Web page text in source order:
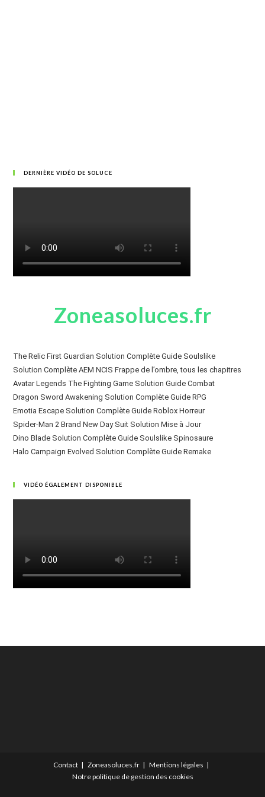
DERNIÈRE VIDÉO DE SOLUCE
Zoneasoluces.fr
The Relic First Guardian Solution Complète Guide Soulslike
Solution Complète AEM NCIS Frappe de l’ombre, tous les chapitres
Avatar Legends The Fighting Game Solution Guide Combat
Dragon Sword Awakening Solution Complète Guide RPG
Emotia Escape Solution Complète Guide Roblox Horreur
Spider-Man 2 Brand New Day Suit Solution Mise à Jour
Dino Blade Solution Complète Guide Soulslike Spinosaure
Halo Campaign Evolved Solution Complète Guide Remake
VIDÉO ÉGALEMENT DISPONIBLE
Contact Zoneasoluces.fr
Mentions légales
Notre politique de gestion des cookies